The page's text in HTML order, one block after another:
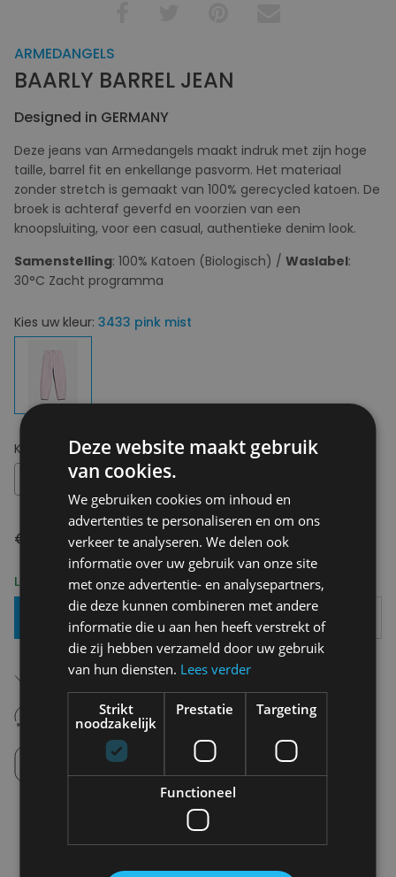
ARMEDANGELS
BAARLY BARREL JEAN
Designed in GERMANY
Deze jeans van Armedangels maakt indruk met zijn hoge
taille, barrel fit en enkellange pasvorm. Het materiaal
zonder stretch is gemaakt van 100% gerecycled katoen. De
broek is achteraf geverfd en voorzien van een
knoopsluiting, voor een casual, authentieke denim look.
Samenstelling: 100% Katoen (Biologisch) / Waslabel:
30°C Zacht programma
Kies uw kleur: 3433 pink mist
Kies uw maat:W27 L32
W27 L32
€ 129,90
Levering 2-3 Werkdagen
Toevoegen Aan Mandje
Gratis verzending in België
14 dagen om te retourneren
Nooit meer spijt van krijgen
Click en Collect
Afhalen in de winkel tussen 10u-18u.
Deze website maakt gebruik
van cookies.
We gebruiken cookies om inhoud en
advertenties te personaliseren en om ons
verkeer te analyseren. We delen ook
informatie over uw gebruik van onze site
met onze advertentie- en analysepartners,
die deze kunnen combineren met andere
informatie die u aan hen heeft verstrekt of
die zij hebben verzameld door uw gebruik
van hun diensten. Lees verder
Strikt
noodzakelijk
Prestatie Targeting
Functioneel